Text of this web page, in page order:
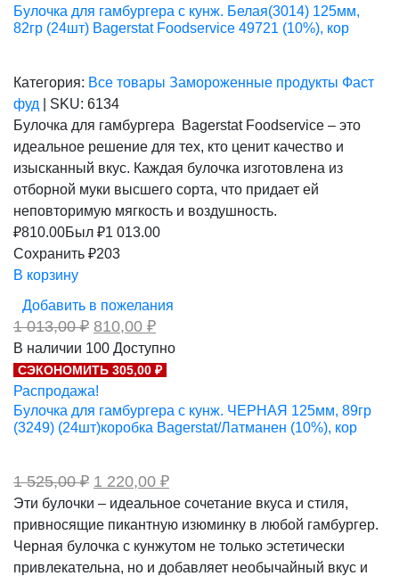
Булочка для гамбургера с кунж. Белая(3014) 125мм,
82гр (24шт) Bagerstat Foodservice 49721 (10%), кор
Категория: Все товары Замороженные продукты Фаст
фуд
SKU: 6134
Булочка для гамбургера Bagerstat Foodservice – это
идеальное решение для тех, кто ценит качество и
изысканный вкус. Каждая булочка изготовлена из
отборной муки высшего сорта, что придает ей
неповторимую мягкость и воздушность.
₽810.00Был ₽1 013.00
Сохранить ₽203
В корзину
Добавить в пожелания
1 013,00₽ Первоначальная
цена
составляла
1
013,00 ₽.
810,00 ₽Текущая
810,00 ₽.
В наличии 100 Доступно
СЭКОНОМИТЬ 305,00 ₽
Распродажа!
Булочка для гамбургера с кунж. ЧЕРНАЯ 125мм, 89гр
(3249) (24шт)коробка Bagerstat/Латманен (10%), кор
1 525,00₽ Первоначальная
составляла
1
525,00 ₽.
1 220,00 ₽Текущая
1
220,00 ₽.
Эти булочки – идеальное сочетание вкуса и стиля,
привносящие пикантную изюминку в любой гамбургер.
Черная булочка с кунжутом не только эстетически
привлекательна, но и добавляет необычайный вкус и